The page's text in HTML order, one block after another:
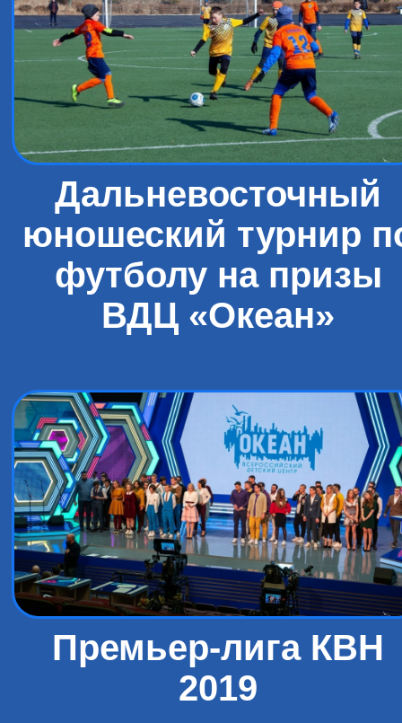
Дальневосточный
юношеский турнир
футболу на призы
ВДЦ «Океан»
Премьер-лига КВН
2019